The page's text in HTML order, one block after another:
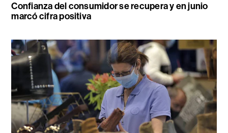
Confianza del consumidor se recupera y en junio
marcó cifra positiva